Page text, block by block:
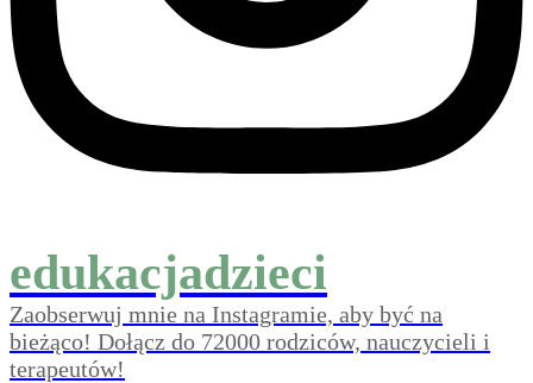
edukacjadzieci
Zaobserwuj mnie na Instagramie, aby być na
bieżąco! Dołącz do 72000 rodziców, nauczycieli i
terapeutów!